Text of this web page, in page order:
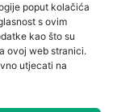
poput kolačića
s ovim
kao što su
ovoj web stranici.
utjecati na
u toku s